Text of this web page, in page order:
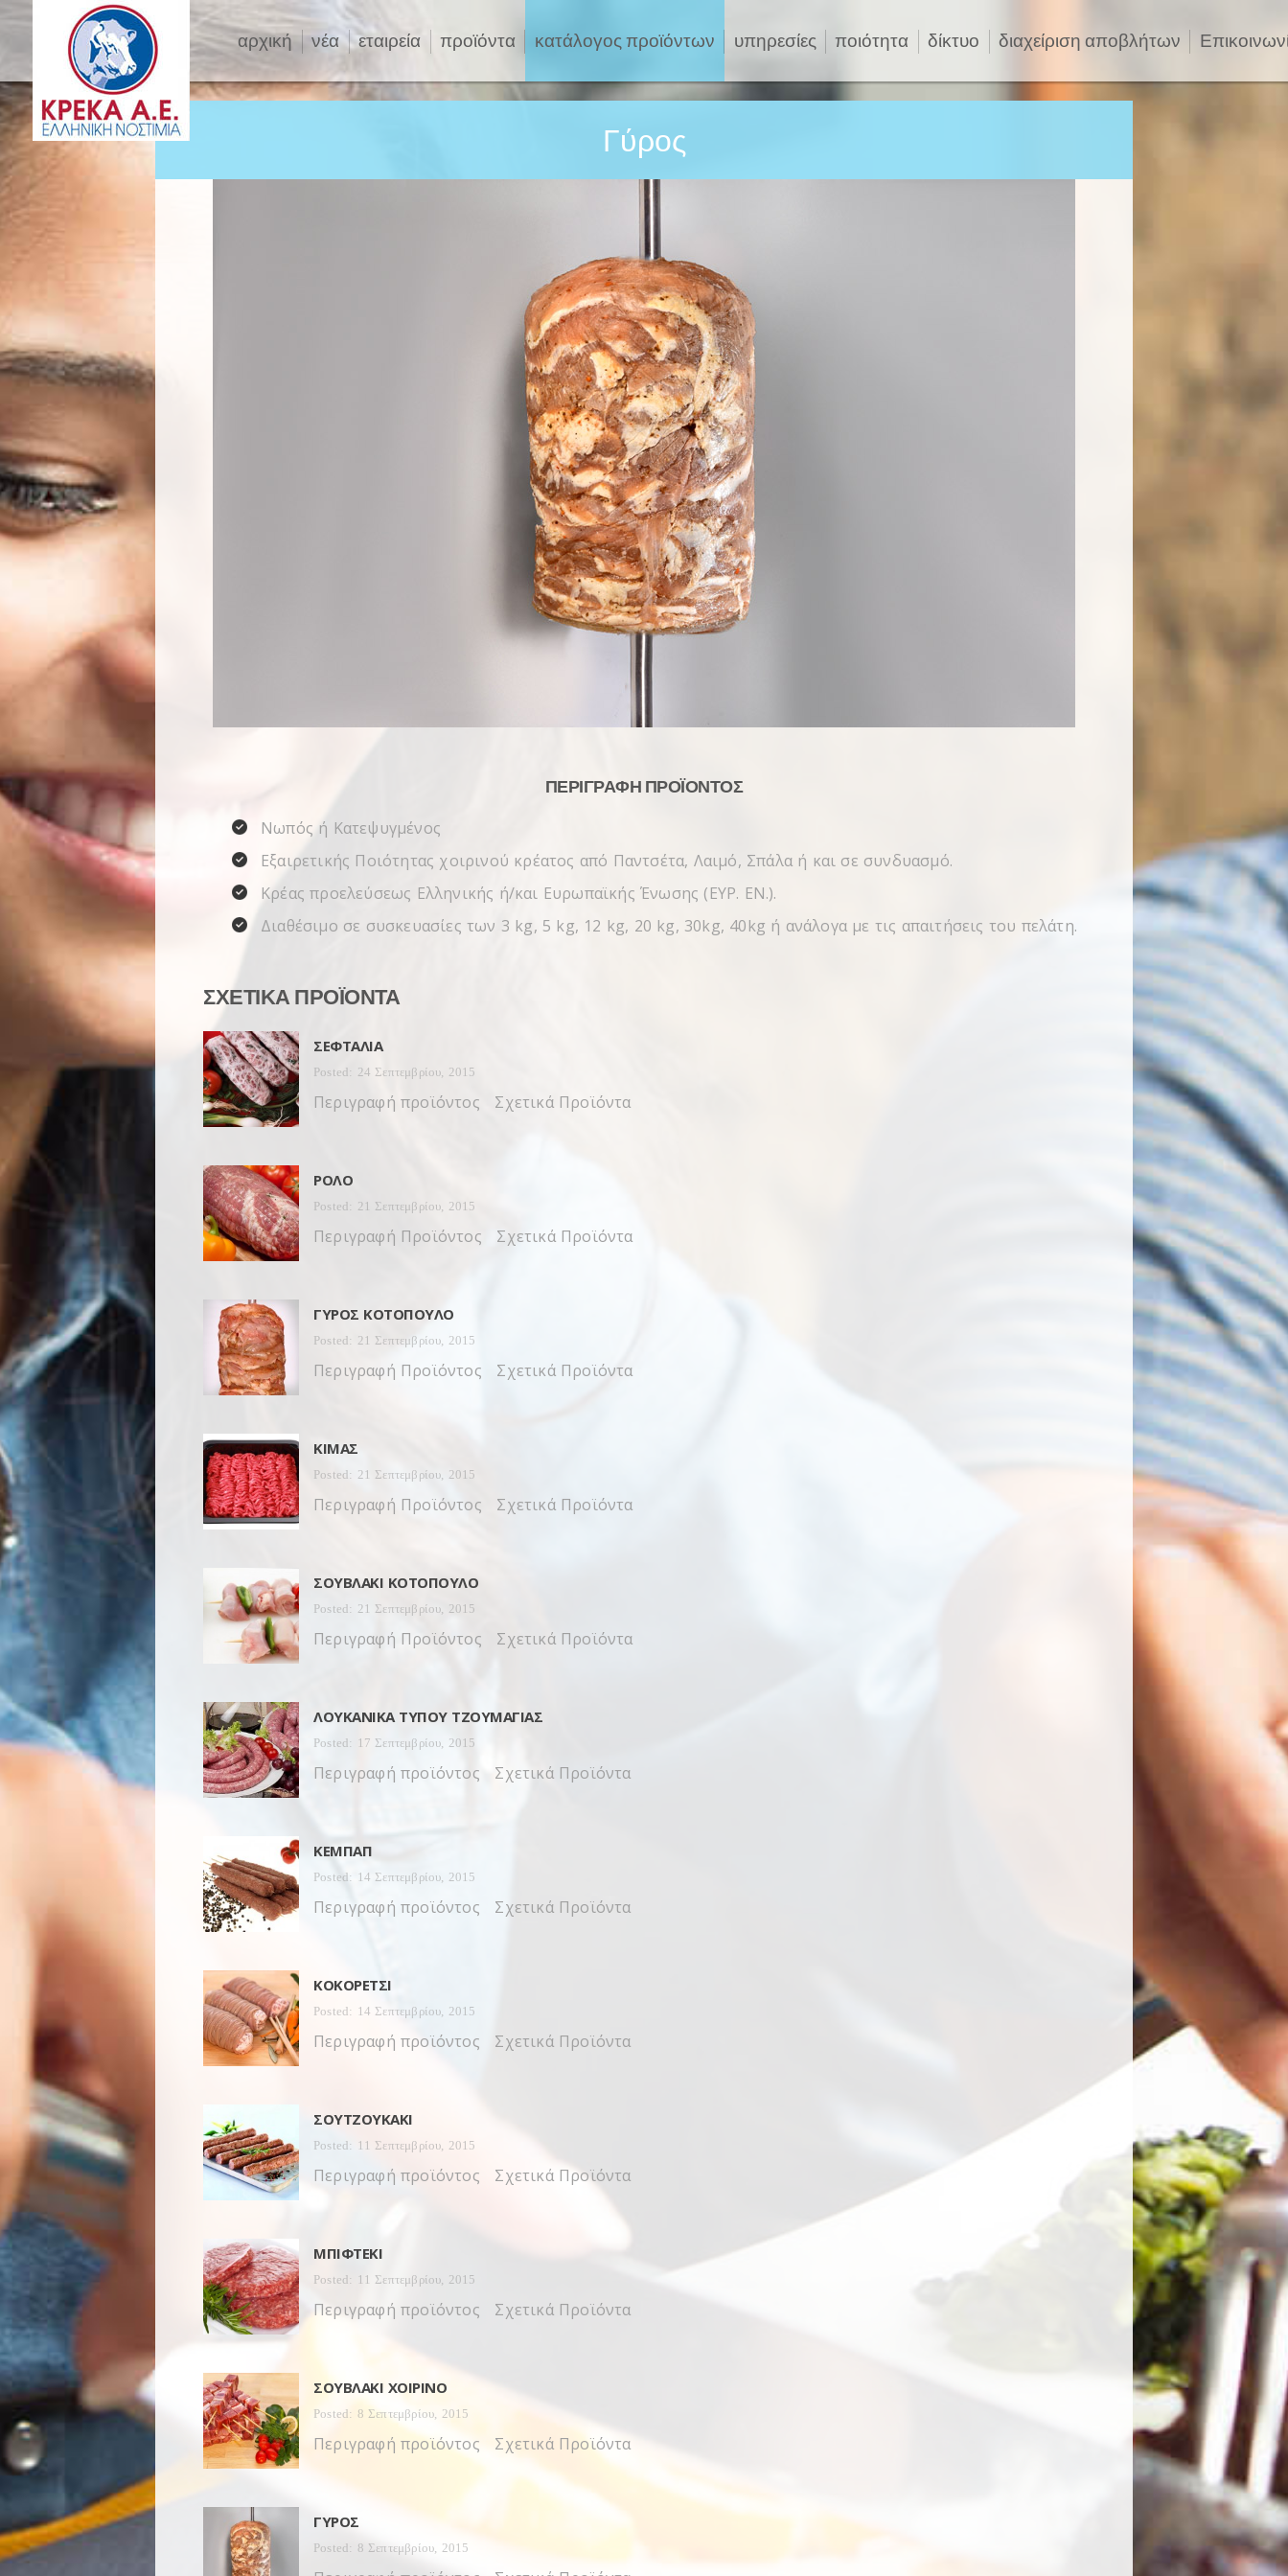
αρχική νέα εταιρεία προϊόντα κατάλογος προϊόντων υπηρεσίες ποιότητα δίκτυο διαχείριση αποβλήτων
Γύρος
ΠΕΡΙΓΡΑΦΉ ΠΡΟΪΌΝΤΟΣ
Νωπός ή Κατεψυγμένος
Εξαιρετικής Ποιότητας χοιρινού κρέατος από Παντσέτα, Λαιμό, Σπάλα ή και σε συνδυασμό.
Κρέας προελεύσεως Ελληνικής ή/και Ευρωπαϊκής Ένωσης (ΕΥΡ. ΕΝ.).
Διαθέσιμο σε συσκευασίες των 3 kg, 5 kg, 12 kg, 20 kg, 30kg, 40kg ή ανάλογα με τις απαιτήσεις του πελάτη.
ΣΧΕΤΙΚΆ ΠΡΟΪΌΝΤΑ
ΣΕΦΤΑΛΙΆ
Posted: 24 Σεπτεμβρίου, 2015
Περιγραφή προϊόντος Σχετικά Προϊόντα
ΡΟΛΌ
Posted: 21 Σεπτεμβρίου, 2015
Περιγραφή Προϊόντος Σχετικά Προϊόντα
ΓΎΡΟΣ ΚΟΤΌΠΟΥΛΟ
Posted: 21 Σεπτεμβρίου, 2015
Περιγραφή Προϊόντος Σχετικά Προϊόντα
ΚΙΜΆΣ
Posted: 21 Σεπτεμβρίου, 2015
Περιγραφή Προϊόντος Σχετικά Προϊόντα
ΣΟΥΒΛΆΚΙ ΚΟΤΌΠΟΥΛΟ
Posted: 21 Σεπτεμβρίου, 2015
Περιγραφή Προϊόντος Σχετικά Προϊόντα
ΛΟΥΚΆΝΙΚΑ ΤΎΠΟΥ ΤΖΟΥΜΑΓΙΆΣ
Posted: 17 Σεπτεμβρίου, 2015
Περιγραφή προϊόντος Σχετικά Προϊόντα
ΚΕΜΠΆΠ
Posted: 14 Σεπτεμβρίου, 2015
Περιγραφή προϊόντος Σχετικά Προϊόντα
ΚΟΚΟΡΈΤΣΙ
Posted: 14 Σεπτεμβρίου, 2015
Περιγραφή προϊόντος Σχετικά Προϊόντα
ΣΟΥΤΖΟΥΚΆΚΙ
Posted: 11 Σεπτεμβρίου, 2015
Περιγραφή προϊόντος Σχετικά Προϊόντα
ΜΠΙΦΤΈΚΙ
Posted: 11 Σεπτεμβρίου, 2015
Περιγραφή προϊόντος Σχετικά Προϊόντα
ΣΟΥΒΛΆΚΙ XΟΙΡΙΝΌ
Posted: 8 Σεπτεμβρίου, 2015
Περιγραφή προϊόντος Σχετικά Προϊόντα
ΓΎΡΟΣ
Posted: 8 Σεπτεμβρίου, 2015